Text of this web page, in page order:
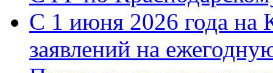
С 1 июня 2026 года на
заявлений на